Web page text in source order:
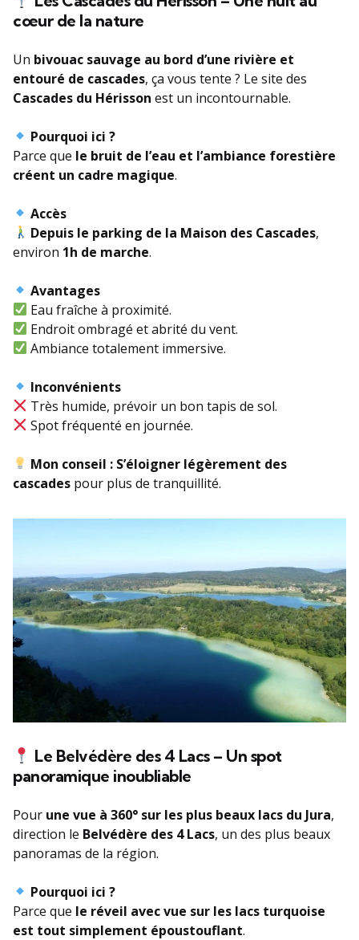
cœur de la nature
Un bivouac sauvage au bord d’une rivière et
entouré de cascades, ça vous tente ? Le site des
Cascades du Hérisson est un incontournable.
Pourquoi ici ?
Parce que le bruit de l’eau et l’ambiance forestière
créent un cadre magique.
Accès
Depuis le parking de la Maison des Cascades,
environ 1h de marche.
Avantages
Eau fraîche à proximité.
Endroit ombragé et abrité du vent.
Ambiance totalement immersive.
Inconvénients
Très humide, prévoir un bon tapis de sol.
Spot fréquenté en journée.
Mon conseil : S’éloigner légèrement des
cascades pour plus de tranquillité.
Le Belvédère des 4 Lacs – Un spot
panoramique inoubliable
Pour une vue à 360° sur les plus beaux lacs du Jura,
direction le Belvédère des 4 Lacs, un des plus beaux
panoramas de la région.
Pourquoi ici ?
Parce que le réveil avec vue sur les lacs turquoise
est tout simplement époustouflant.